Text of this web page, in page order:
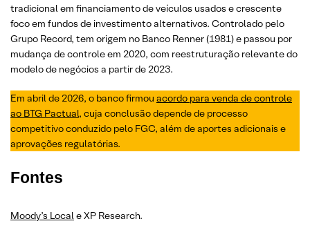
tradicional em financiamento de veículos usados e crescente
foco em fundos de investimento alternativos. Controlado pelo
Grupo Record, tem origem no Banco Renner (1981) e passou por
mudança de controle em 2020, com reestruturação relevante do
modelo de negócios a partir de 2023.
Em abril de 2026, o banco firmou acordo para venda de controle
ao BTG Pactual, cuja conclusão depende de processo
competitivo conduzido pelo FGC, além de aportes adicionais e
aprovações regulatórias.
Fontes
Moody’s Locale XP Research.